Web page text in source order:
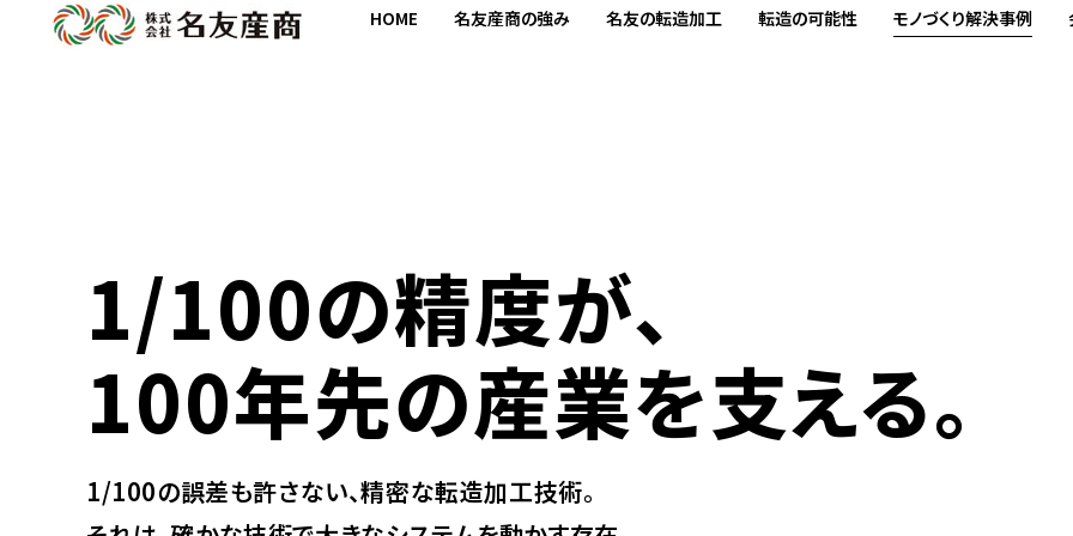
HOME 名友産商の強み 名友の転造加工 転造の可能性 モノづくり解決事例
1/100の精度が、
100年先の産業を支える。
1/100の誤差も許さない、精密な転造加工技術。